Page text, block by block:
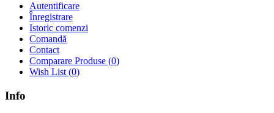
Autentificare
Înregistrare
Istoric comenzi
Comandă
Contact
Comparare Produse (0)
Wish List (0)
Info